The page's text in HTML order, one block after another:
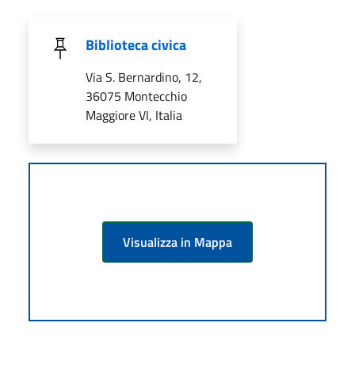
Biblioteca civica
Via S. Bernardino, 12,
36075 Montecchio
Maggiore VI, Italia
Visualizza in Mappa